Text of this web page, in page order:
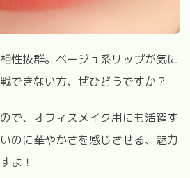
性抜群。ベージュ系リップが気に
できない方、ぜひどうですか？
で、オフィスメイク用にも活躍す
のに華やかさを感じさせる、魅力
よ！